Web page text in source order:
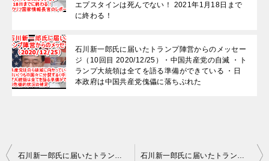
エプスタインは死んでない！ 2021年1月18日まで
に終わる！
石川新一郎氏に届いたトランプ陣営からのメッセー
ジ（10回目 2020/12/25）・中国共産党の自滅 ・ト
ランプ大統領は全てを語る準備ができている ・日
本政府は中国共産党傀儡に落ちぶれた
投
石川新一郎氏に届いたトランプ陣営からのメッセージ（5回目 2020/12/18） 最後の聖戦は光勢力が勝利した！ 地球の歴史について真実公開準備！ QFS量子金融システムで地球人類には明るい未来が待っている！ 石川新一郎氏に届いたトランプ陣営からのメッセージ（7回目 2020/12/20） ３つの封筒！ 地球変革に向けた大きな計画が予定されている！ トランプ大統領は必ず再選される！ 闇勢力は自ら崩壊する！